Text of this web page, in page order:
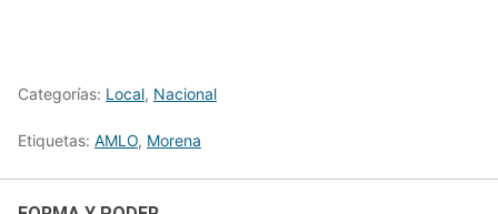
Categorías: Local, Nacional
Etiquetas: AMLO, Morena